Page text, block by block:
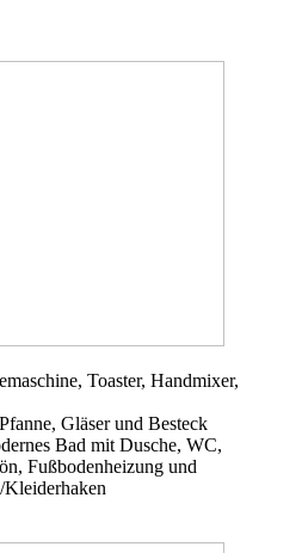
Toaster, Handmixer,
Gläser und Besteck
Bad mit Dusche, WC,
Fußbodenheizung und
Kleiderhaken